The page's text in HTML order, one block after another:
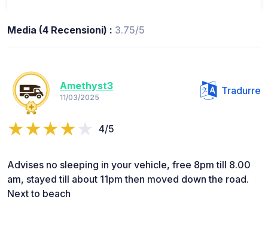
Media (4 Recensioni) : 3.75/5
Amethyst3
11/03/2025
Tradurre
4/5
Advises no sleeping in your vehicle, free 8pm till 8.00
am, stayed till about 11pm then moved down the road.
Next to beach